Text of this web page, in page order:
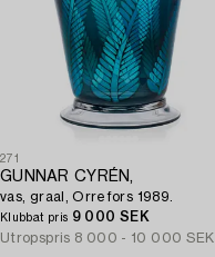
271
GUNNAR CYRÉN,
vas, graal, Orrefors 1989.
Klubbat pris 9 000 SEK
Utropspris 8 000 - 10 000 SEK